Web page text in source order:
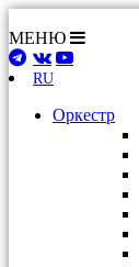
МЕНЮ
RU
Оркестр